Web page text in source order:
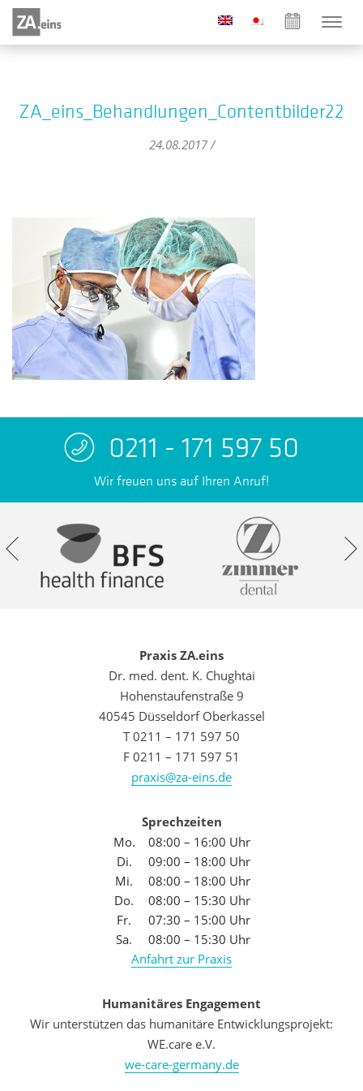
ZA_eins_Behandlungen_Contentbilder22
24.08.2017 /
0211 - 171 597 50
Wir freuen uns auf Ihren Anruf!
Praxis ZA.eins
Dr. med. dent. K. Chughtai
Hohenstaufenstraße 9
40545 Düsseldorf Oberkassel
T 0211 – 171 597 50
F 0211 – 171 597 51
praxis@za-eins.de
Sprechzeiten
Mo.
08:00 – 16:00 Uhr
Di.
09:00 – 18:00 Uhr
Mi.
08:00 – 18:00 Uhr
Do.
08:00 – 15:30 Uhr
Fr.
07:30 – 15:00 Uhr
Sa.
08:00 – 15:30 Uhr
Anfahrt zur Praxis
Humanitäres Engagement
Wir unterstützen das humanitäre Entwicklungsprojekt:
WE.care e.V.
we-care-germany.de